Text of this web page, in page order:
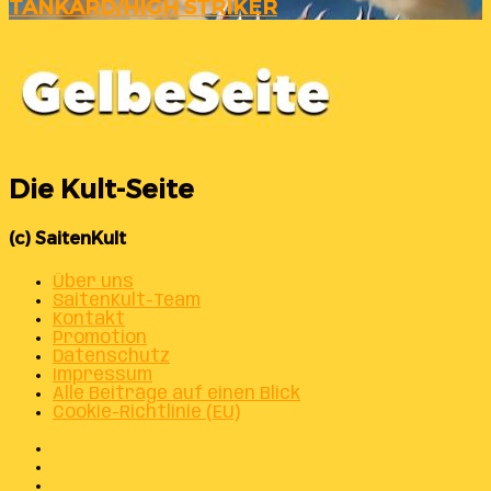
TANKARD/HIGH STRIKER
Die Kult-Seite
(c) SaitenKult
Über uns
SaitenKult-Team
Kontakt
Promotion
Datenschutz
Impressum
Alle Beiträge auf einen Blick
Cookie-Richtlinie (EU)